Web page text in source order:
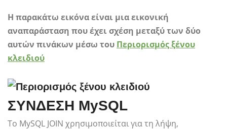
Η παρακάτω εικόνα είναι μια εικονική
αναπαράσταση που έχει σχέση μεταξύ των δύο
αυτών πινάκων μέσω του Περιορισμός ξένου
κλειδιού
ΣΥΝΔΕΣΗ MySQL
Το MySQL JOIN χρησιμοποιείται για τη λήψη,